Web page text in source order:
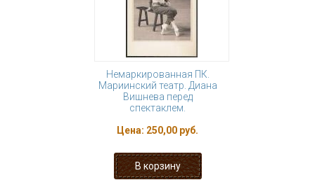
Немаркированная ПК.
Мариинский театр. Диана
Вишнева перед
спектаклем.
Цена: 250,00 руб.